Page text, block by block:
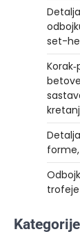
set-
trofeje
Kategorije